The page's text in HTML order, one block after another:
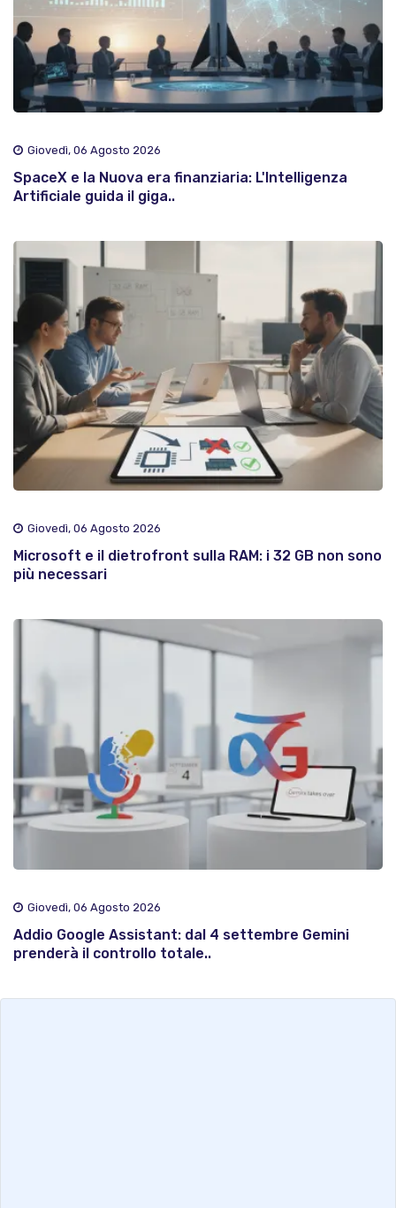
Giovedì, 06 Agosto 2026
SpaceX e la Nuova era finanziaria: L'Intelligenza
Artificiale guida il giga..
Giovedì, 06 Agosto 2026
Microsoft e il dietrofront sulla RAM: i 32 GB non sono
più necessari
Giovedì, 06 Agosto 2026
Addio Google Assistant: dal 4 settembre Gemini
prenderà il controllo totale..